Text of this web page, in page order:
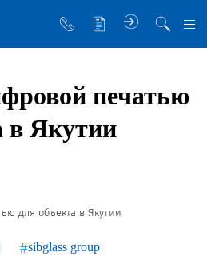
печатью
в Якутии
для объекта в Якутии
sibglass group